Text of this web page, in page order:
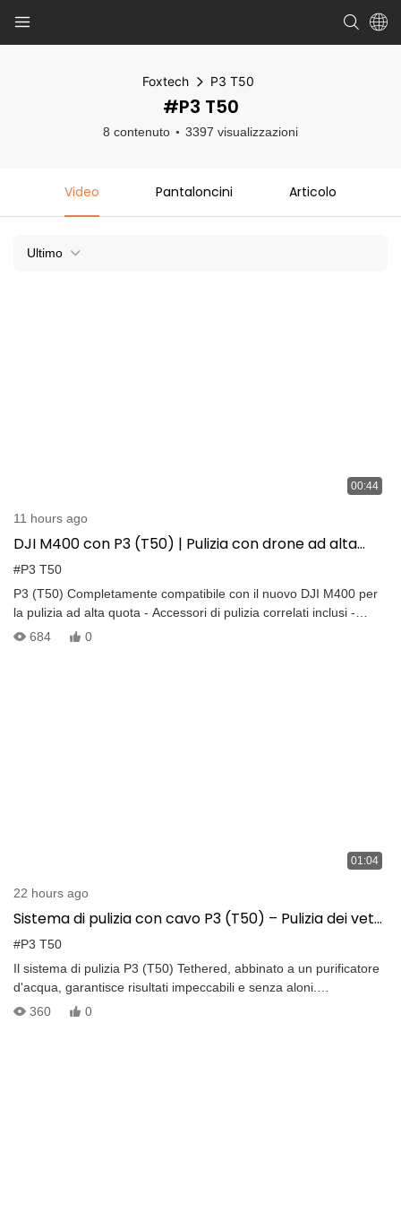
Foxtech P3 T50
#P3 T50
8 contenuto 3397 visualizzazioni
Video Pantaloncini Articolo
Ultimo
00:44
11 hours ago
DJI M400 con P3 (T50) | Pulizia con drone ad alta
quota 800㎡/h 20MPa
#P3 T50
P3 (T50) Completamente compatibile con il nuovo DJI M400 per
la pulizia ad alta quota - Accessori di pulizia correlati inclusi -
Sostituisce il lavoro manuale ad alta quota - Pulizia rapida ad alta
684 0
01:04
22 hours ago
Sistema di pulizia con cavo P3 (T50) – Pulizia dei vetri
con drone ad alta pressione e purificatore d'acqua
#P3 T50
Il sistema di pulizia P3 (T50) Tethered, abbinato a un purificatore
d'acqua, garantisce risultati impeccabili e senza aloni.
Combinando la pulizia ad alta pressione con l'acqua purificata, il
360 0